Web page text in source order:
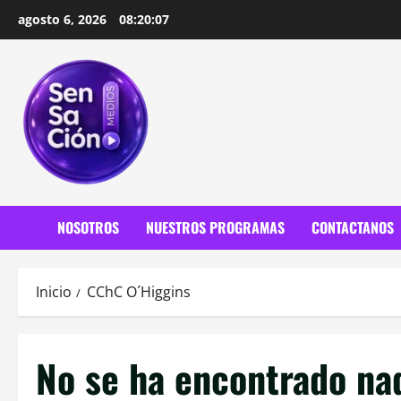
agosto 6, 2026 08:20:08
NOSOTROS NUESTROS PROGRAMAS CONTACTANOS
Inicio CChC O´Higgins
No se ha encontrado